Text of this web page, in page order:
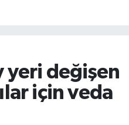
yeri değişen
için veda
ve Fikstür